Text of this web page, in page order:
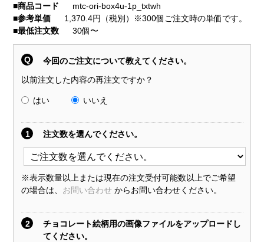
■商品コード
mtc-ori-box4u-1p_txtwh
■参考単価
1,370.4円（税別）※300個ご注文時の単価です。
■最低注文数 30個〜
Q 今回のご注文について教えてください。
以前注文した内容の再注文ですか？
はい いいえ
1 注文数を選んでください。
※表示数量以上または現在の注文受付可能数以上でご希望
の場合は、 お問い合わせ からお問い合わせください。
2
チョコレート絵柄用の画像ファイルをアップロードし
てください。